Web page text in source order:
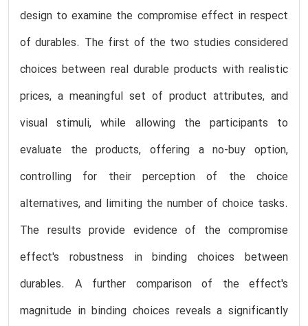
design to examine the compromise effect in respect
of durables. The first of the two studies considered
choices between real durable products with realistic
prices, a meaningful set of product attributes, and
visual stimuli, while allowing the participants to
evaluate the products, offering a no-buy option,
controlling for their perception of the choice
alternatives, and limiting the number of choice tasks.
The results provide evidence of the compromise
effect's robustness in binding choices between
durables. A further comparison of the effect's
magnitude in binding choices reveals a significantly